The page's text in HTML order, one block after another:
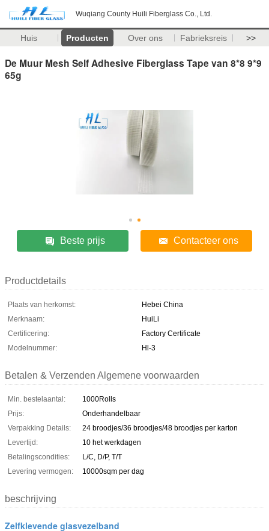
Wuqiang County Huili Fiberglass Co., Ltd.
Huis Producten Over ons Fabrieksreis >>
De Muur Mesh Self Adhesive Fiberglass Tape van 8*8 9*9
65g
Beste prijs Contacteer ons
Productdetails
Plaats van herkomst:
Hebei China
Merknaam:
HuiLi
Certificering:
Factory Certificate
Modelnummer:
Hl-3
Betalen & Verzenden Algemene voorwaarden
Min. bestelaantal:
1000Rolls
Prijs:
Onderhandelbaar
Verpakking Details:
24 broodjes/36 broodjes/48 broodjes per karton
Levertijd:
10 het werkdagen
Betalingscondities:
L/C, D/P, T/T
Levering vermogen:
10000sqm per dag
beschrijving
Zelfklevende glasvezelband